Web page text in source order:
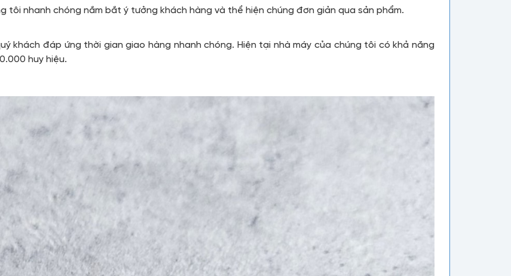
tôi nhanh chóng nắm bắt ý tưởng khách hàng và thể hiện chúng đơn giản qua sản phẩm.
khách đáp ứng thời gian giao hàng nhanh chóng. Hiện tại nhà máy của chúng tôi có khả năng
huy hiệu.